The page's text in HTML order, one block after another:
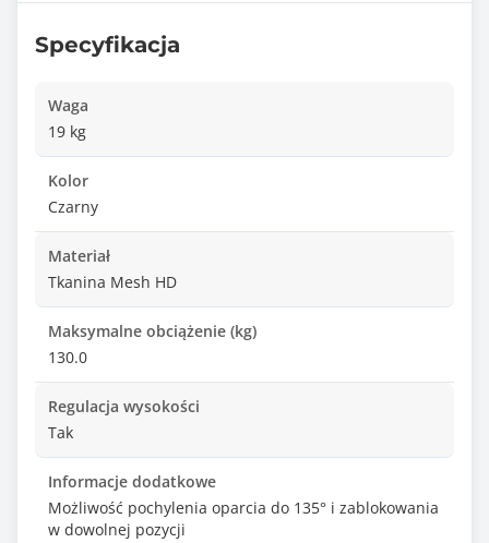
Specyfikacja
Waga
19 kg
Kolor
Czarny
Materiał
Tkanina Mesh HD
Maksymalne obciążenie (kg)
130.0
Regulacja wysokości
Tak
Informacje dodatkowe
Możliwość pochylenia oparcia do 135° i zablokowania
w dowolnej pozycji